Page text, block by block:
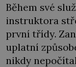
Během své
instruktora
první třídy.
uplatní
nikdy